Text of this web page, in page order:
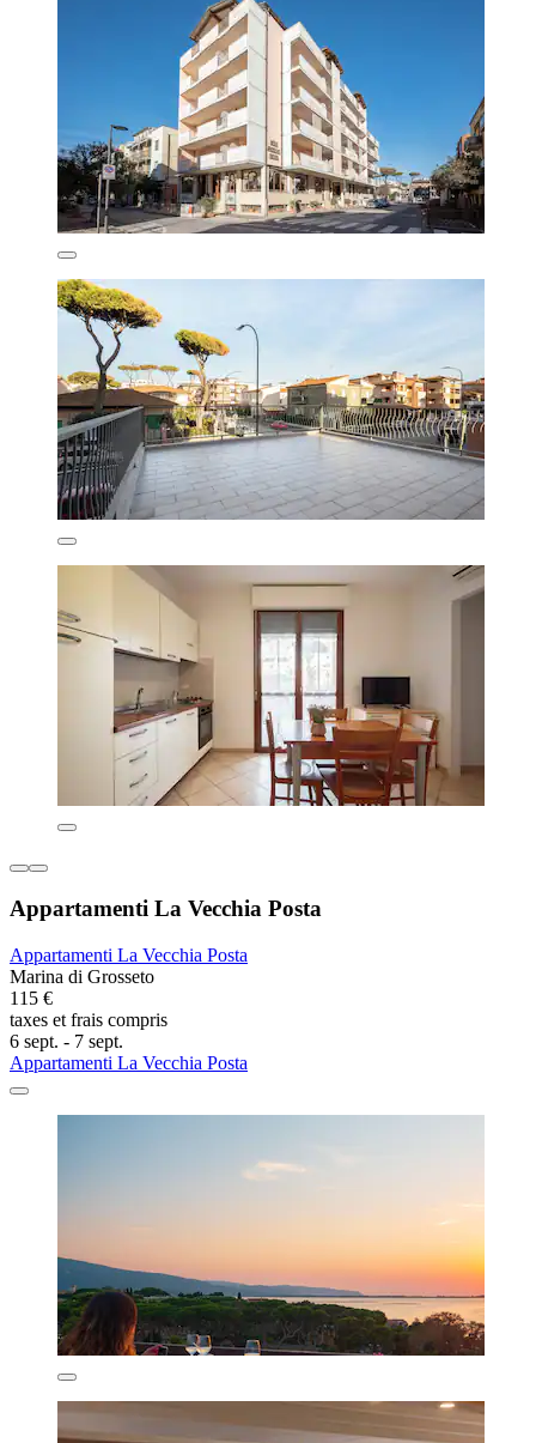
Appartamenti La Vecchia Posta
Appartamenti La Vecchia Posta
Marina di Grosseto
115 €
taxes et frais compris
6 sept. - 7 sept.
Appartamenti La Vecchia Posta